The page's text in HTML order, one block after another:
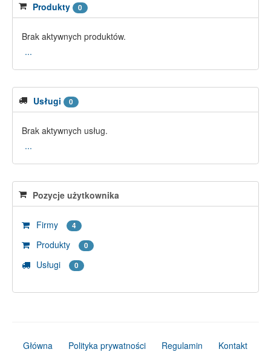
Produkty 0
Brak aktywnych produktów.
...
Usługi 0
Brak aktywnych usług.
...
Pozycje użytkownika
Firmy 4
Produkty 0
Usługi 0
Główna Polityka prywatności Regulamin Kontakt